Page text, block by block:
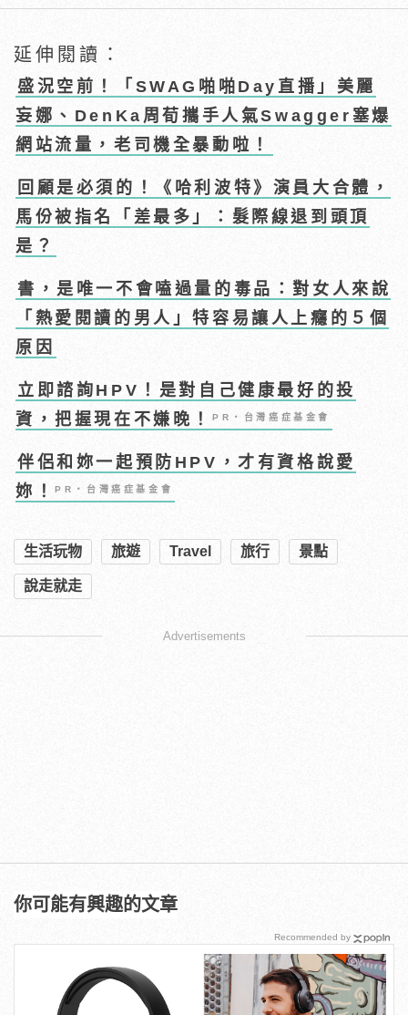
延伸閱讀：
盛況空前！「SWAG啪啪Day直播」美麗
妄娜、DenKa周荀攜手人氣Swagger塞爆
網站流量，老司機全暴動啦！
回顧是必須的！《哈利波特》演員大合體，
馬份被指名「差最多」：髮際線退到頭頂
是？
書，是唯一不會嗑過量的毒品：對女人來說
「熱愛閱讀的男人」特容易讓人上癮的５個
原因
立即諮詢HPV！是對自己健康最好的投
資，把握現在不嫌晚！PR・台灣癌症基金會
伴侶和妳一起預防HPV，才有資格說愛
妳！PR・台灣癌症基金會
生活玩物 旅遊 Travel 旅行 景點
說走就走
Advertisements
你可能有興趣的文章
Recommended by